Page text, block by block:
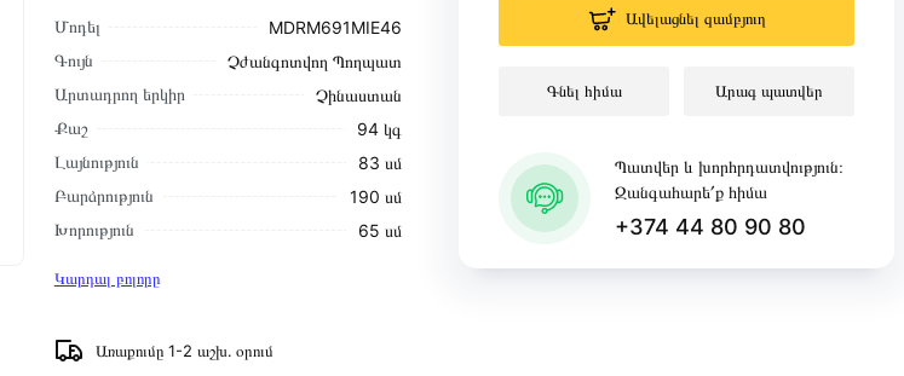
Մոդել
MDRM691MIE46
Գույն
Չժանգոտվող Պողպատ
Արտադրող երկիր
Չինաստան
Քաշ
94 կգ
Լայնություն
83 սմ
Բարձրություն
190 սմ
Խորություն
65 սմ
Կարդալ բոլորը
Առաքումը 1-2 աշխ․ օրում
Ավելացնել զամբյուղ
Գնել հիմա Արագ պատվեր
Պատվեր և խորհրդատվություն։
Զանգահարե՛ք հիմա
+374 44 80 90 80